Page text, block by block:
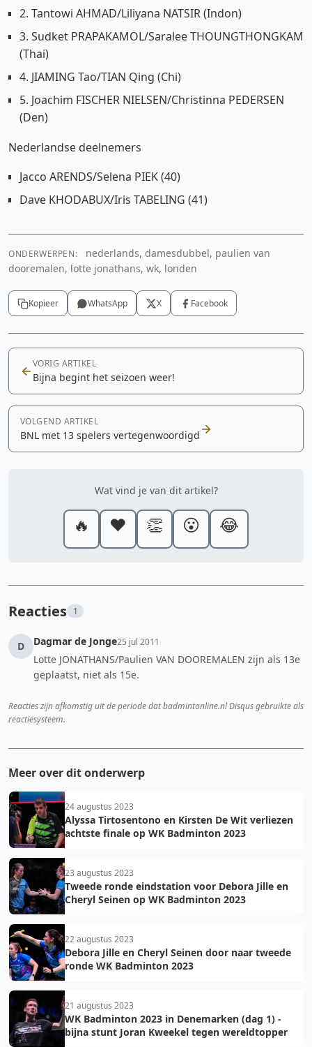
2. Tantowi AHMAD/Liliyana NATSIR (Indon)
3. Sudket PRAPAKAMOL/Saralee THOUNGTHONGKAM
(Thai)
4. JIAMING Tao/TIAN Qing (Chi)
5. Joachim FISCHER NIELSEN/Christinna PEDERSEN
(Den)
Nederlandse deelnemers
Jacco ARENDS/Selena PIEK (40)
Dave KHODABUX/Iris TABELING (41)
ONDERWERPEN:
nederlands, damesdubbel, paulien van
dooremalen, lotte jonathans, wk, londen
Kopieer WhatsApp X Facebook
VORIG ARTIKEL
Bijna begint het seizoen weer!
VOLGEND ARTIKEL
BNL met 13 spelers vertegenwoordigd
Wat vind je van dit artikel?
🔥 ❤️ 👏 😮 😂
Reacties 1
D Dagmar de Jonge25 jul 2011
Lotte JONATHANS/Paulien VAN DOOREMALEN zijn als 13e
geplaatst, niet als 15e.
Reacties zijn afkomstig uit de periode dat badmintonline.nl Disqus gebruikte als
reactiesysteem.
Meer over dit onderwerp
24 augustus 2023
Alyssa Tirtosentono en Kirsten De Wit verliezen
achtste finale op WK Badminton 2023
23 augustus 2023
Tweede ronde eindstation voor Debora Jille en
Cheryl Seinen op WK Badminton 2023
22 augustus 2023
Debora Jille en Cheryl Seinen door naar tweede
ronde WK Badminton 2023
21 augustus 2023
WK Badminton 2023 in Denemarken (dag 1) -
bijna stunt Joran Kweekel tegen wereldtopper